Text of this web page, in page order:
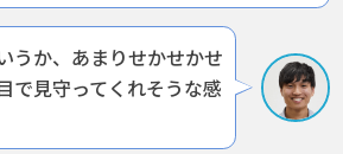
うか、あまりせかせかせ
で見守ってくれそうな感